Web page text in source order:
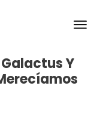
Galactus Y